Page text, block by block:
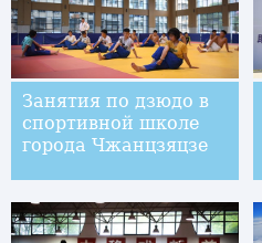
Занятия по дзюдо в
спортивной школе
города Чжанцзяцзе